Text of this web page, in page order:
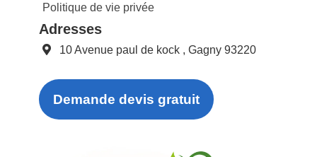
Politique de vie privée
Adresses
10 Avenue paul de kock , Gagny 93220
Demande devis gratuit